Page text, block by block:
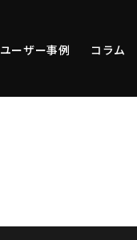
ユーザー事例 コラム